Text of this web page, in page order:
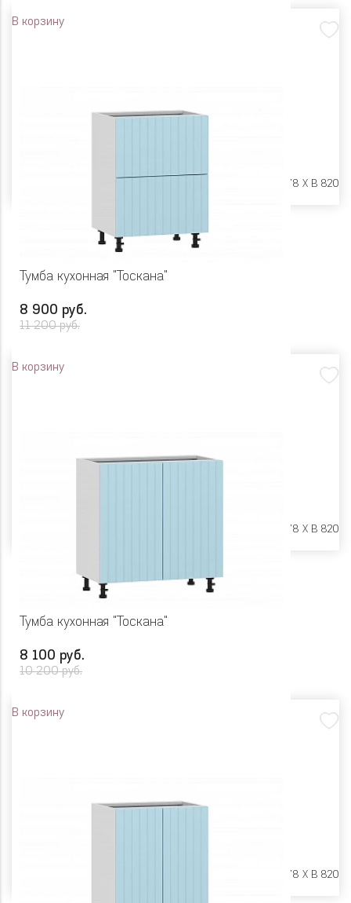
В корзину
Ш 800 X Г 478 X В 820
Тумба кухонная "Тоскана"
8 900 руб.
11 200 руб.
В корзину
Ш 600 X Г 478 X В 820
Тумба кухонная "Тоскана"
8 100 руб.
10 200 руб.
В корзину
Ш 800 X Г 478 X В 820